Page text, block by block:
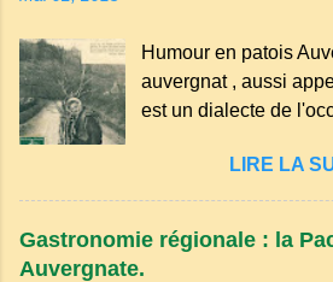
aperçoit, il remet le
mais il doit payer
qu’il y a de couteaux
d’Ambert). Les
deux chemins se
leur intersection forme
Humour en patois
auvergnat , aussi
est un dialecte de
certaines parties du
appartient à la famille
et est classé parmi
occitan . Bien que le
LIRE LA
Gastronomie régionale : la
Auvergnate.